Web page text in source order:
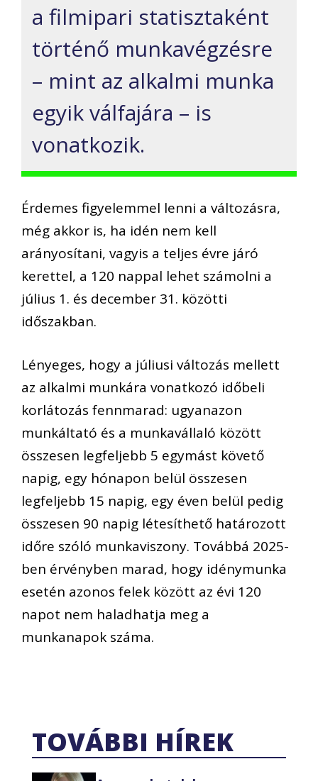
a filmipari statisztaként
történő munkavégzésre
– mint az alkalmi munka
egyik válfajára – is
vonatkozik.
Érdemes figyelemmel lenni a változásra,
még akkor is, ha idén nem kell
arányosítani, vagyis a teljes évre járó
kerettel, a 120 nappal lehet számolni a
július 1. és december 31. közötti
időszakban.
Lényeges, hogy a júliusi változás mellett
az alkalmi munkára vonatkozó időbeli
korlátozás fennmarad: ugyanazon
munkáltató és a munkavállaló között
összesen legfeljebb 5 egymást követő
napig, egy hónapon belül összesen
legfeljebb 15 napig, egy éven belül pedig
összesen 90 napig létesíthető határozott
időre szóló munkaviszony. Továbbá 2025-
ben érvényben marad, hogy idénymunka
esetén azonos felek között az évi 120
napot nem haladhatja meg a
munkanapok száma.
TOVÁBBI HÍREK